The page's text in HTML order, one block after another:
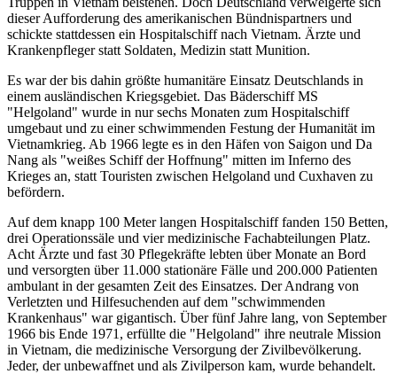
dieser Aufforderung des amerikanischen Bündnispartners und
schickte stattdessen ein Hospitalschiff nach Vietnam. Ärzte und
Krankenpfleger statt Soldaten, Medizin statt Munition.
Es war der bis dahin größte humanitäre Einsatz Deutschlands in
einem ausländischen Kriegsgebiet. Das Bäderschiff MS
"Helgoland" wurde in nur sechs Monaten zum Hospitalschiff
umgebaut und zu einer schwimmenden Festung der Humanität im
Vietnamkrieg. Ab 1966 legte es in den Häfen von Saigon und Da
Nang als "weißes Schiff der Hoffnung" mitten im Inferno des
Krieges an, statt Touristen zwischen Helgoland und Cuxhaven zu
befördern.
Auf dem knapp 100 Meter langen Hospitalschiff fanden 150 Betten,
drei Operationssäle und vier medizinische Fachabteilungen Platz.
Acht Ärzte und fast 30 Pflegekräfte lebten über Monate an Bord
und versorgten über 11.000 stationäre Fälle und 200.000 Patienten
ambulant in der gesamten Zeit des Einsatzes. Der Andrang von
Verletzten und Hilfesuchenden auf dem "schwimmenden
Krankenhaus" war gigantisch. Über fünf Jahre lang, von September
1966 bis Ende 1971, erfüllte die "Helgoland" ihre neutrale Mission
in Vietnam, die medizinische Versorgung der Zivilbevölkerung.
Jeder, der unbewaffnet und als Zivilperson kam, wurde behandelt.